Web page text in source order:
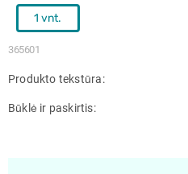
365601
1 vnt.
Produkto tekstūra
Būklė ir paskirtis